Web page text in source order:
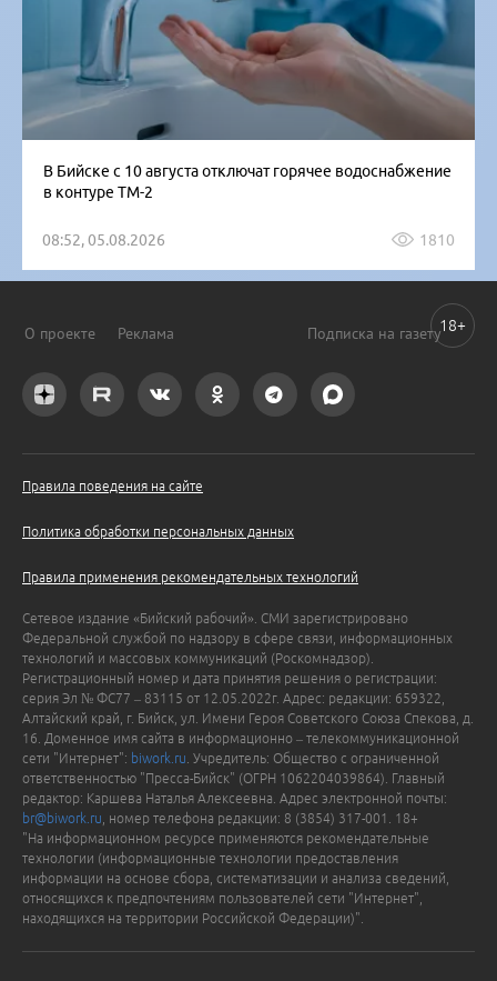
В Бийске с 10 августа отключат горячее водоснабжение
в контуре ТМ-2
08:52, 05.08.2026 1810
О проекте Реклама Подписка на газету
Правила поведения на сайте
Политика обработки персональных данных
Правила применения рекомендательных технологий
Сетевое издание «Бийский рабочий». СМИ зарегистрировано
Федеральной службой по надзору в сфере связи, информационных
технологий и массовых коммуникаций (Роскомнадзор).
Регистрационный номер и дата принятия решения о регистрации:
серия Эл № ФС77 – 83115 от 12.05.2022г. Адрес: редакции: 659322,
Алтайский край, г. Бийск, ул. Имени Героя Советского Союза Спекова, д.
16. Доменное имя сайта в информационно – телекоммуникационной
сети "Интернет": biwork.ru . Учредитель: Общество с ограниченной
ответственностью "Пресса-Бийск" (ОГРН 1062204039864). Главный
редактор: Каршева Наталья Алексеевна. Адрес электронной почты:
br@biwork.ru , номер телефона редакции: 8 (3854) 317-001. 18+
"На информационном ресурсе применяются рекомендательные
технологии (информационные технологии предоставления
информации на основе сбора, систематизации и анализа сведений,
относящихся к предпочтениям пользователей сети "Интернет",
находящихся на территории Российской Федерации)".
18+